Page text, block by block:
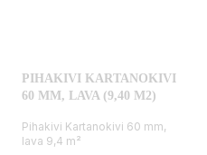
PIHAKIVI KARTANOKIVI
60 MM, LAVA (9,40 M2)
Pihakivi Kartanokivi 60 mm,
lava 9,4 m²